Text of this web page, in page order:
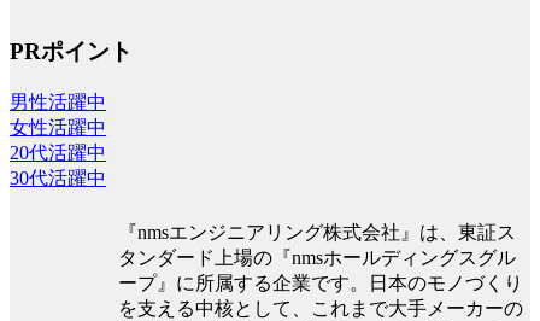
PRポイント
男性活躍中
女性活躍中
20代活躍中
30代活躍中
『nmsエンジニアリング株式会社』は、東証ス
タンダード上場の『nmsホールディングスグル
ープ』に所属する企業です。日本のモノづくり
を支える中核として、これまで大手メーカーの